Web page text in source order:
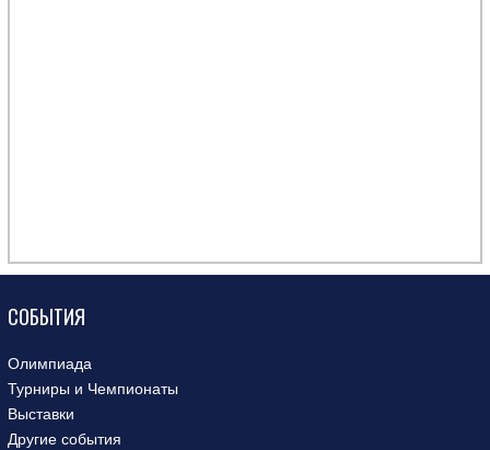
СОБЫТИЯ
Олимпиада
Турниры и Чемпионаты
Выставки
Другие события